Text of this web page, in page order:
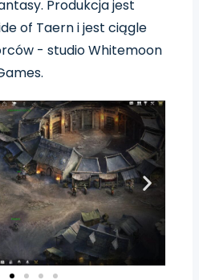
Produkcjajest
of Taern i jest ciągle
- studio Whitemoon